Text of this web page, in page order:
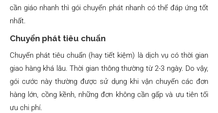
cần giáo nhanh thì gói chuyển phát nhanh có thể đáp ứng tốt
nhất.
Chuyển phát tiêu chuẩn
Chuyển phát tiêu chuẩn (hay tiết kiệm) là dịch vụ có thời gian
giao hàng khá lâu. Thời gian thông thường từ 2-3 ngày. Do vậy,
gói cước này thường được sử dụng khi vận chuyển các đơn
hàng lớn, cồng kềnh, những đơn không cần gấp và ưu tiên tối
ưu chi phí.